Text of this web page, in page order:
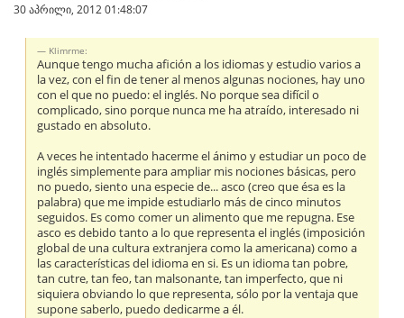
30 აპრილი, 2012 01:48:07
Klimrme:
Aunque tengo mucha afición a los idiomas y estudio varios a
la vez, con el fin de tener al menos algunas nociones, hay uno
con el que no puedo: el inglés. No porque sea difícil o
complicado, sino porque nunca me ha atraído, interesado ni
gustado en absoluto.
A veces he intentado hacerme el ánimo y estudiar un poco de
inglés simplemente para ampliar mis nociones básicas, pero
no puedo, siento una especie de... asco (creo que ésa es la
palabra) que me impide estudiarlo más de cinco minutos
seguidos. Es como comer un alimento que me repugna. Ese
asco es debido tanto a lo que representa el inglés (imposición
global de una cultura extranjera como la americana) como a
las características del idioma en si. Es un idioma tan pobre,
tan cutre, tan feo, tan malsonante, tan imperfecto, que ni
siquiera obviando lo que representa, sólo por la ventaja que
supone saberlo, puedo dedicarme a él.